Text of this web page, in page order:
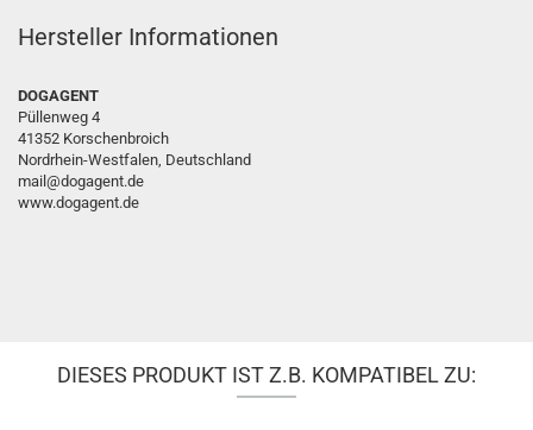
Hersteller Informationen
DOGAGENT
Püllenweg 4
41352 Korschenbroich
Nordrhein-Westfalen, Deutschland
mail@dogagent.de
www.dogagent.de
DIESES PRODUKT IST Z.B. KOMPATIBEL ZU: